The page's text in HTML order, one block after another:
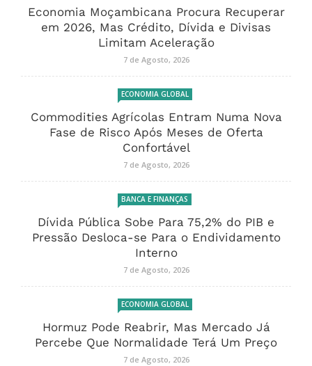
Economia Moçambicana Procura Recuperar
em 2026, Mas Crédito, Dívida e Divisas
Limitam Aceleração
7 de Agosto, 2026
ECONOMIA GLOBAL
Commodities Agrícolas Entram Numa Nova
Fase de Risco Após Meses de Oferta
Confortável
7 de Agosto, 2026
BANCA E FINANÇAS
Dívida Pública Sobe Para 75,2% do PIB e
Pressão Desloca-se Para o Endividamento
Interno
7 de Agosto, 2026
ECONOMIA GLOBAL
Hormuz Pode Reabrir, Mas Mercado Já
Percebe Que Normalidade Terá Um Preço
7 de Agosto, 2026